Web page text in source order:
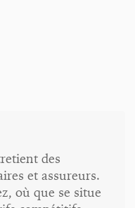
des
et assureurs.
où que se situe